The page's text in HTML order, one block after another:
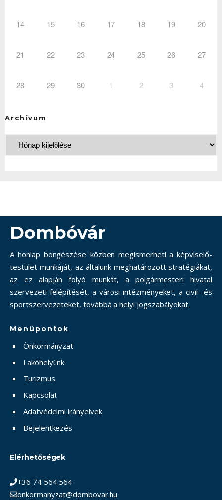
14 15 16 17 18 19 20
21 22 23 24 25 26 27
28 29 30 1 2 3 4
Archívum
Dombóvár
A honlap böngészése közben megismerheti a képviselő-
testület munkáját, az általunk meghatározott stratégiákat,
az ez alapján folyó munkát, a polgármesteri hivatal
szervezeti felépítését, a városi intézményeket, a civil- és
sportszervezeteket, továbbá a helyi jogszabályokat.
Menüpontok
Önkormányzat
Lakóhelyünk
Turizmus
Kapcsolat
Adatvédelmi irányelvek
Bejelentkezés
Elérhetőségek
+36 74 564 564
onkormanyzat@dombovar.hu